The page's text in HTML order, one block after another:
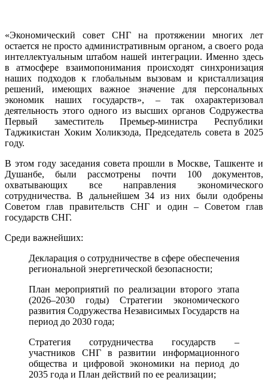
на
многих
лет
остается
не
просто
органом,
а
штабом
нашей
«Экономический совет СНГ на протяжении многих лет
остается не просто административным органом, а своего рода
интеллектуальным штабом нашей интеграции. Именно здесь
в атмосфере взаимопонимания происходят синхронизация
наших подходов к глобальным вызовам и кристаллизация
решений, имеющих важное значение для персональных
экономик наших государств», – так охарактеризовал
деятельность этого одного из высших органов Содружества
Первый заместитель Премьер-министра Республики
Таджикистан Хоким Холикзода, Председатель совета в 2025
году.
В этом году заседания совета прошли в Москве, Ташкенте и
Душанбе, были рассмотрены почти 100 документов,
охватывающих все направления экономического
сотрудничества. В дальнейшем 34 из них были одобрены
Советом глав правительств СНГ и один – Советом глав
государств СНГ.
Среди важнейших:
Декларация о сотрудничестве в сфере обеспечения
региональной энергетической безопасности;
План мероприятий по реализации второго этапа
(2026–2030 годы) Стратегии экономического
развития Содружества Независимых Государств на
период до 2030 года;
Стратегия сотрудничества государств –
участников СНГ в развитии информационного
общества и цифровой экономики на период до
2035 года и План действий по ее реализации;